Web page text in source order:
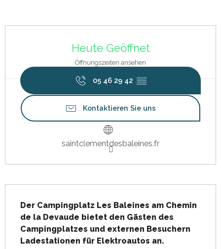
Heute Geöffnet
Öffnungszeiten ansehen
05 46 29 42 ▒▒
Kontaktieren Sie uns
saintclementdesbaleines.fr
Der Campingplatz Les Baleines am Chemin
de la Devaude bietet den Gästen des
Campingplatzes und externen Besuchern
Ladestationen für Elektroautos an.